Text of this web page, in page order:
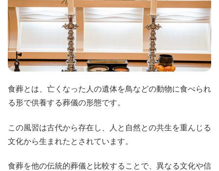
食葬とは、亡くなった人の遺体を鳥などの動物に食べられ
る形で供養する葬儀の形態です。
この風習は古代から存在し、人と自然との共生を重んじる
文化から生まれたとされています。
食葬を他の伝統的葬儀と比較することで、異なる文化や信